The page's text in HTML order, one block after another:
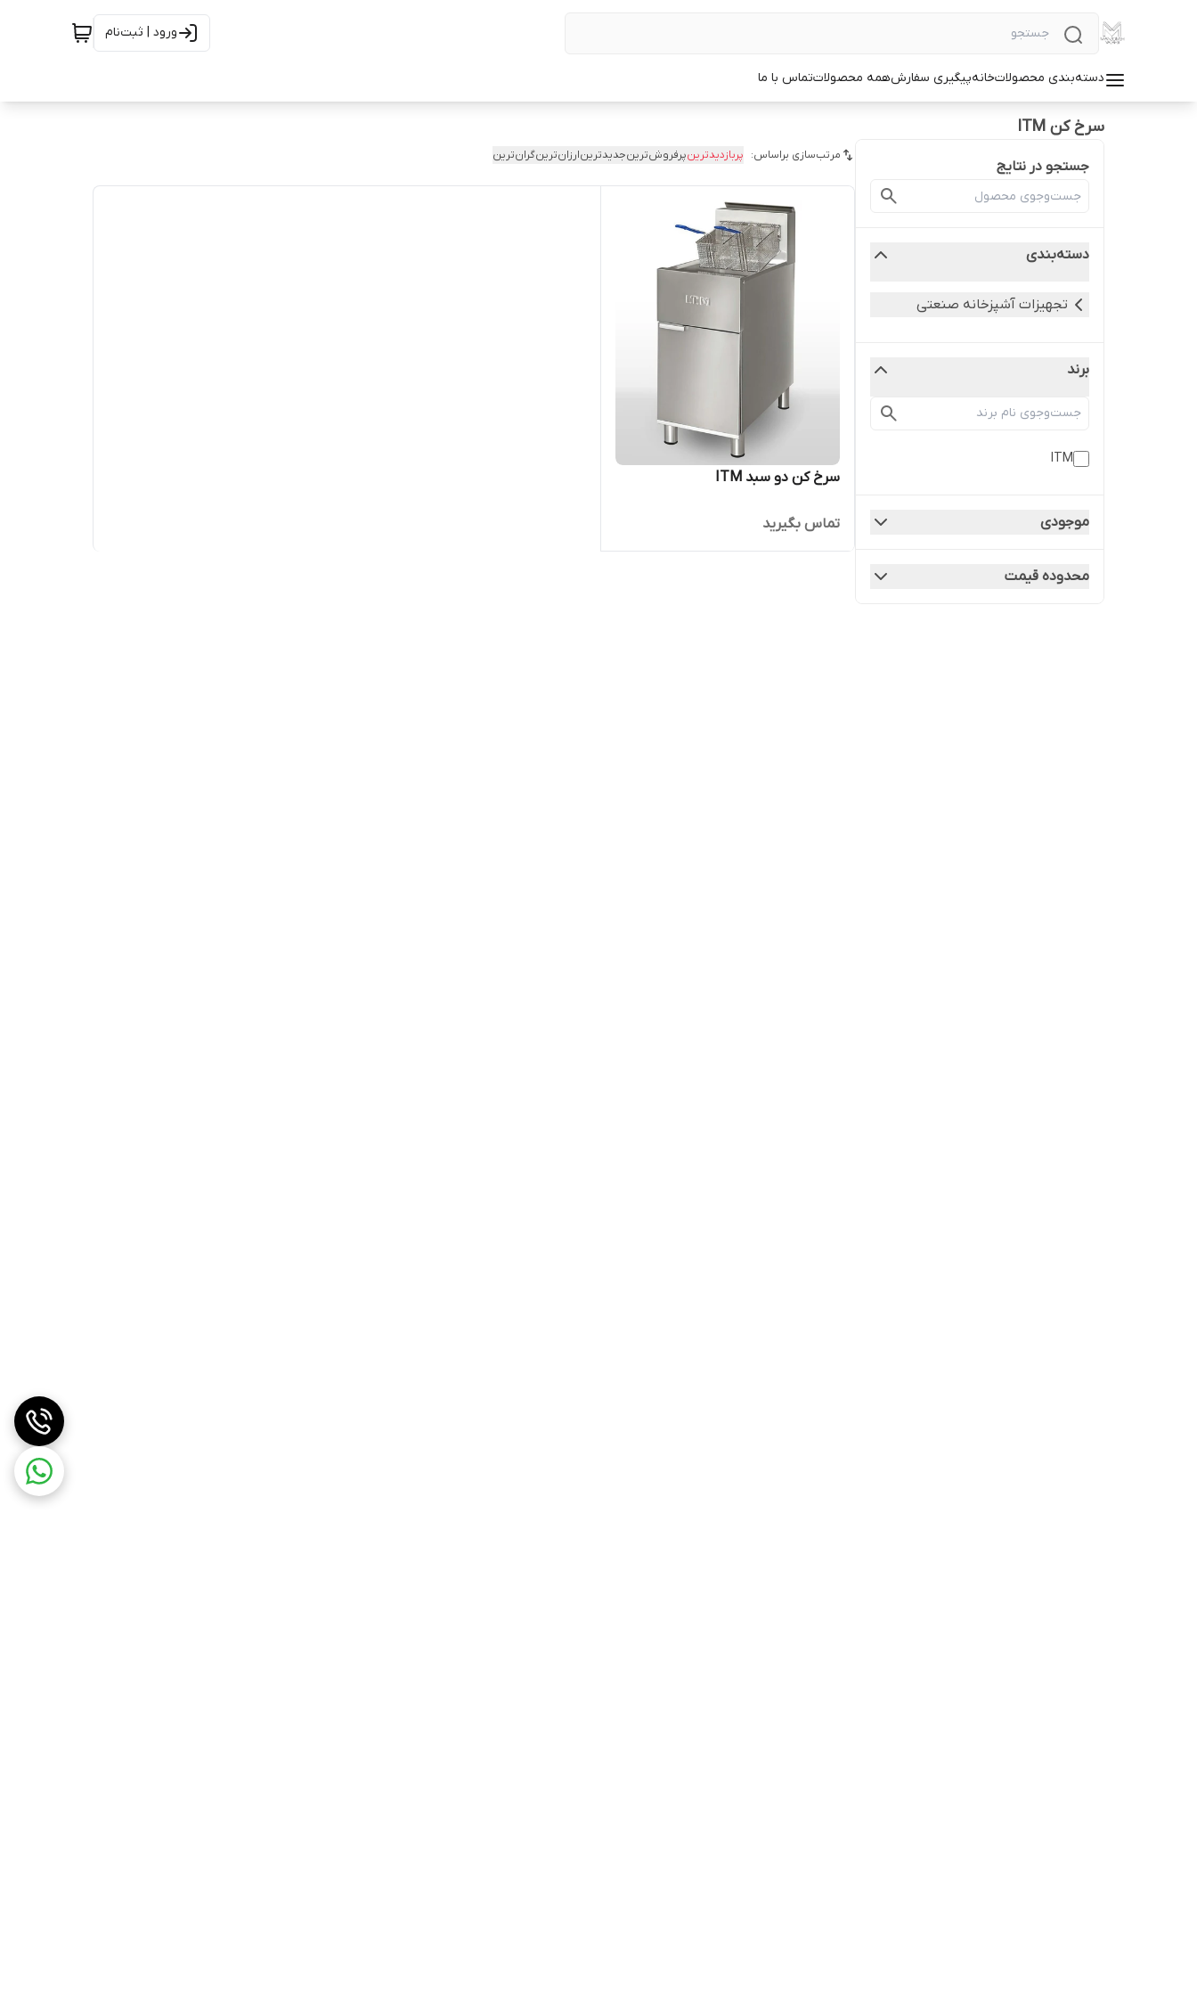
ورود | ثبت‌نام
دسته‌بندی محصولاتخانهپیگیری سفارشهمه محصولاتتماس با ما
سرخ کن ITM
جستجو در نتایج
دسته‌بندی
تجهیزات آشپزخانه صنعتی
برند
ITM
موجودی
محدوده قیمت
مرتب‌سازی براساس: پربازدیدترینپرفروش‌ترینجدیدترینارزان‌ترینگران‌ترین
سرخ کن دو سبد ITM
تماس بگیرید